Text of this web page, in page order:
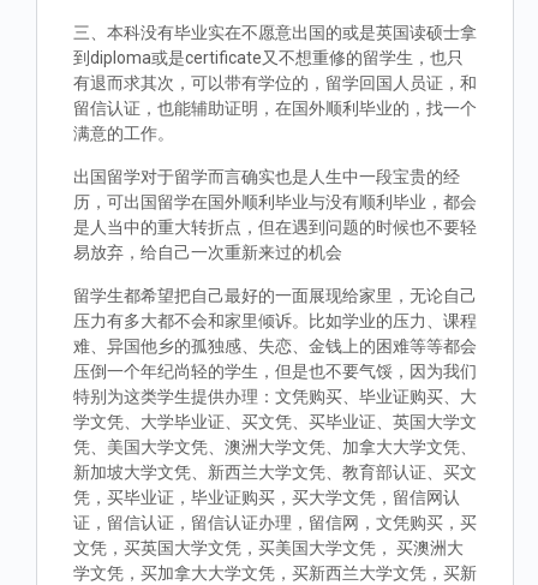
三、本科没有毕业实在不愿意出国的或是英国读硕士拿
到diploma或是certificate又不想重修的留学生，也只
有退而求其次，可以带有学位的，留学回国人员证，和
留信认证，也能辅助证明，在国外顺利毕业的，找一个
满意的工作。
出国留学对于留学而言确实也是人生中一段宝贵的经
历，可出国留学在国外顺利毕业与没有顺利毕业，都会
是人当中的重大转折点，但在遇到问题的时候也不要轻
易放弃，给自己一次重新来过的机会
留学生都希望把自己最好的一面展现给家里，无论自己
压力有多大都不会和家里倾诉。比如学业的压力、课程
难、异国他乡的孤独感、失恋、金钱上的困难等等都会
压倒一个年纪尚轻的学生，但是也不要气馁，因为我们
特别为这类学生提供办理：文凭购买、毕业证购买、大
学文凭、大学毕业证、买文凭、买毕业证、英国大学文
凭、美国大学文凭、澳洲大学文凭、加拿大大学文凭、
新加坡大学文凭、新西兰大学文凭、教育部认证、买文
凭，买毕业证，毕业证购买，买大学文凭，留信网认
证，留信认证，留信认证办理，留信网，文凭购买，买
文凭，买英国大学文凭，买美国大学文凭， 买澳洲大
学文凭，买加拿大大学文凭，买新西兰大学文凭，买新